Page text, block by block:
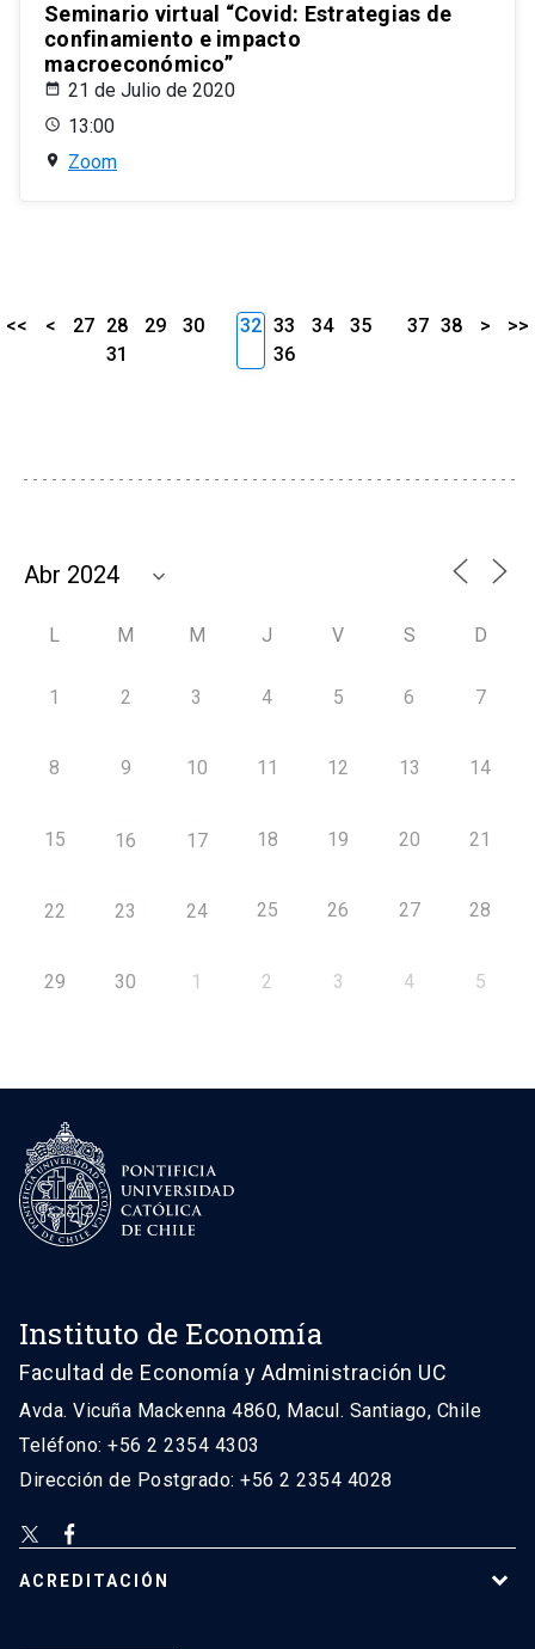
Seminario virtual “Covid: Estrategias de
confinamiento e impacto
macroeconómico”
21 de Julio de 2020
13:00
Zoom
<< < 27 28 29
30
31
32 33 34
35
36
37 38 > >>
L M M J V S D
1 2 3 4 5 6 7
8 9 10 11 12 13 14
15 16 17 18 19 20 21
22 23 24 25 26 27 28
29 30 1 2 3 4 5
Instituto de Economía
Facultad de Economía y Administración UC
Avda. Vicuña Mackenna 4860, Macul. Santiago, Chile
Teléfono: +56 2 2354 4303
Dirección de Postgrado: +56 2 2354 4028
ACREDITACIÓN